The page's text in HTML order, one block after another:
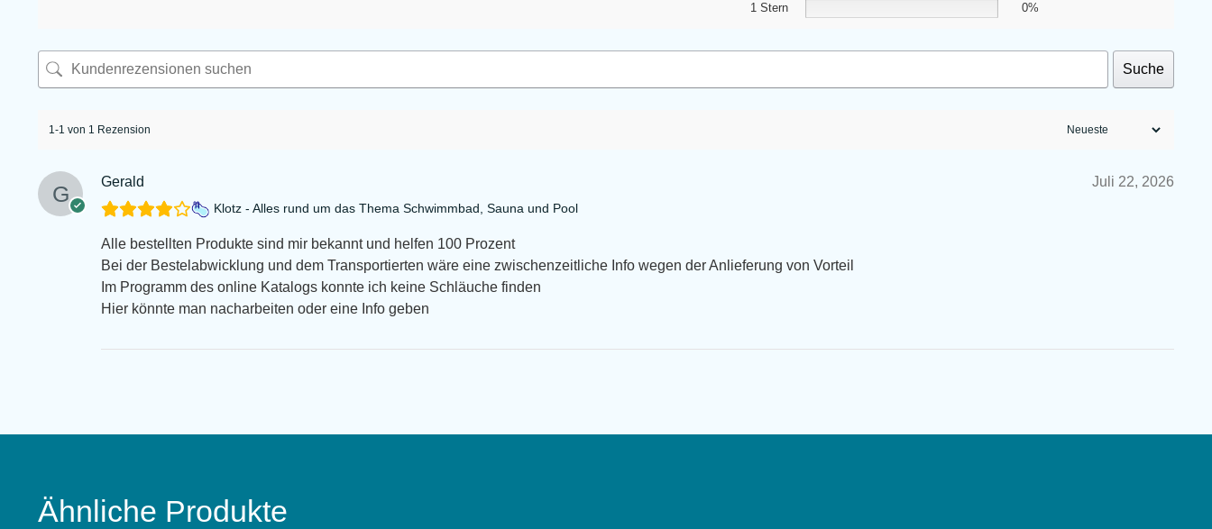
1 Stern
0%
Suche
1-1 von 1 Rezension
Gerald Juli 22, 2026
Klotz - Alles rund um das Thema Schwimmbad, Sauna und Pool
Alle bestellten Produkte sind mir bekannt und helfen 100 Prozent
Bei der Bestelabwicklung und dem Transportierten wäre eine zwischenzeitliche Info wegen der Anlieferung von Vorteil
Im Programm des online Katalogs konnte ich keine Schläuche finden
Hier könnte man nacharbeiten oder eine Info geben
Ähnliche Produkte